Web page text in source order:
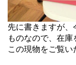
先に書きますが、
ものなので、在庫
この現物をご覧い